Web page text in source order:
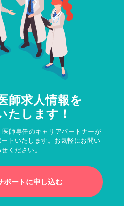
師求人情報を
たします！
師専任のキャリアパートナーが
トいたします。お気軽にお問い
ください。
ポートに申し込む